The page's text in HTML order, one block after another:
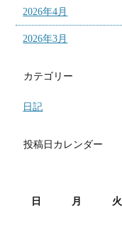
2026年4月
2026年3月
カテゴリー
日記
投稿日カレンダー
日 月 火